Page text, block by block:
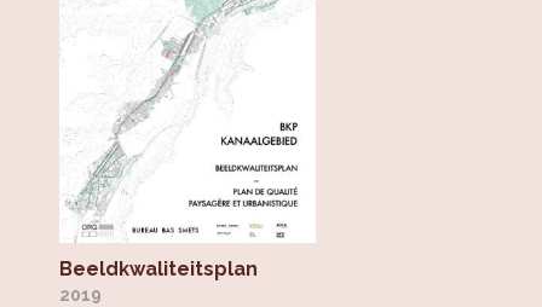
Beeldkwaliteitsplan
2019